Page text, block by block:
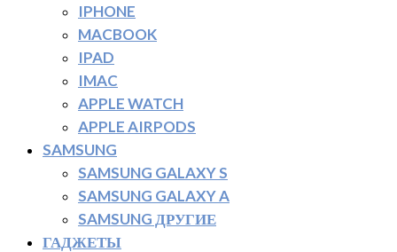
IPHONE
MACBOOK
IPAD
IMAC
APPLE WATCH
APPLE AIRPODS
SAMSUNG
SAMSUNG GALAXY S
SAMSUNG GALAXY A
SAMSUNG ДРУГИЕ
ГАДЖЕТЫ